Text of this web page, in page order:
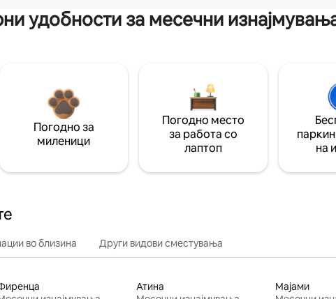
удобности за месечни
Погодно за
миленици
Погодно место
за работа со
лаптоп
на
во близина Други видови сместувања
Атина
Мајами